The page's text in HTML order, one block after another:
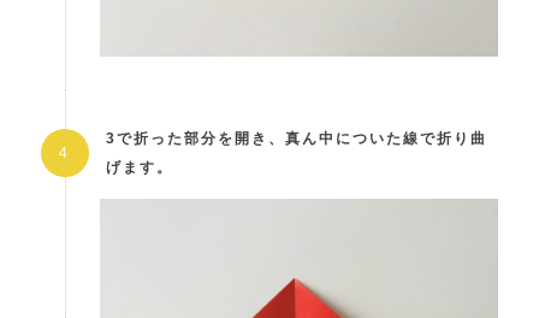
3で折った部分を開き、真ん中についた線で折り曲
げます。